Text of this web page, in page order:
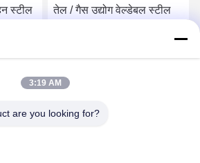
स्टील
पाएं
तेल / गैस उद्योग वेल्डेबल स्टील
3:19 AM
are you looking for?